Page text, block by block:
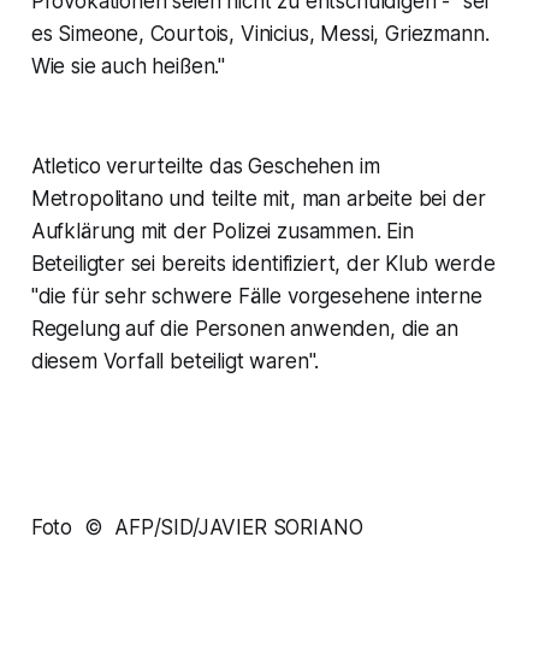
es Simeone, Courtois, Vinicius, Messi, Griezmann.
Wie sie auch heißen."
Atletico verurteilte das Geschehen im
Metropolitano und teilte mit, man arbeite bei der
Aufklärung mit der Polizei zusammen. Ein
Beteiligter sei bereits identifiziert, der Klub werde
"die für sehr schwere Fälle vorgesehene interne
Regelung auf die Personen anwenden, die an
diesem Vorfall beteiligt waren".
Foto © AFP/SID/JAVIER SORIANO